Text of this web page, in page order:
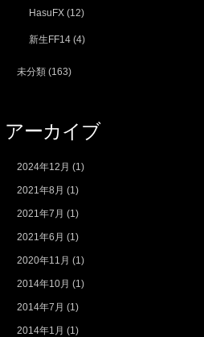
HasuFX (12)
新生FF14 (4)
未分類 (163)
アーカイブ
2024年12月 (1)
2021年8月 (1)
2021年7月 (1)
2021年6月 (1)
2020年11月 (1)
2014年10月 (1)
2014年7月 (1)
2014年1月 (1)